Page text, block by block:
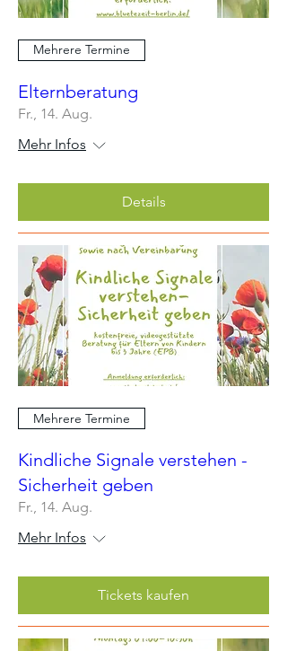
Mehrere Termine
Elternberatung
Fr., 14. Aug.
Mehr Infos
Details
Mehrere Termine
Kindliche Signale verstehen -
Sicherheit geben
Fr., 14. Aug.
Mehr Infos
Tickets kaufen